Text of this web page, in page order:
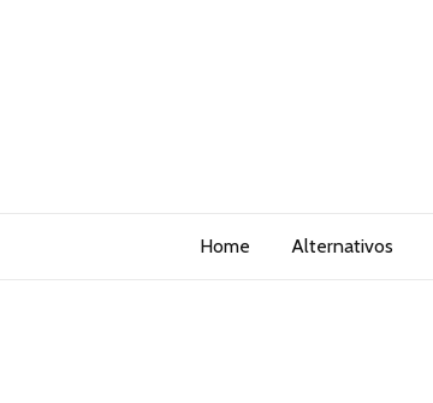
Home Alternativos